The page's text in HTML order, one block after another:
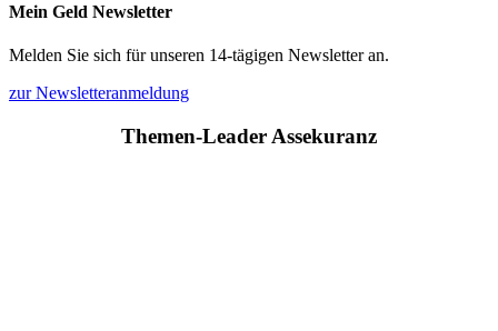
Mein Geld Newsletter
Melden Sie sich für unseren 14-tägigen Newsletter an.
zur Newsletteranmeldung
Themen-Leader Assekuranz